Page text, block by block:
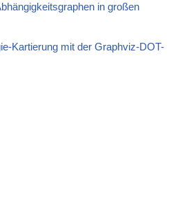
in großen
Kartierung mit der Graphviz-DOT-